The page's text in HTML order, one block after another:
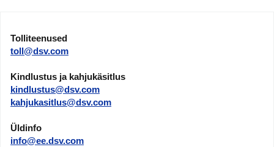
Tolliteenused
toll@dsv.com
Kindlustus ja kahjukäsitlus
kindlustus@dsv.com
kahjukasitlus@dsv.com
Üldinfo
info@ee.dsv.com